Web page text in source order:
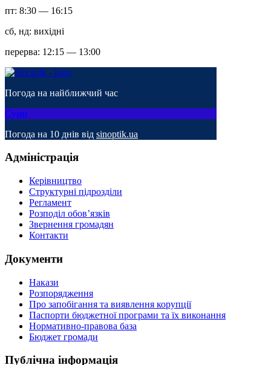
пт: 8:30 — 16:15
сб, нд: вихідні
перерва: 12:15 — 13:00
Погода на найближчий час
Суми
Погода на 10 днів від sinoptik.ua
Адміністрація
Керівництво
Структурні підрозділи
Регламент
Розподіл обов’язків
Звернення громадян
Контакти
Документи
Накази
Розпорядження
Про запобігання та виявлення корупції
Паспорти бюджетної програми та їх виконання
Нормативно-правова база
Бюджет громади
Публічна інформація